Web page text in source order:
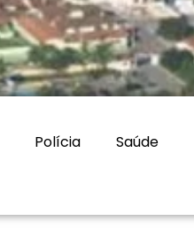
Polícia Saúde